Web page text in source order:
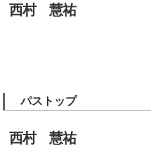
西村 慧祐
パストップ
西村 慧祐